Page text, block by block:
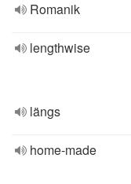
Romanik
lengthwise
längs
home-made